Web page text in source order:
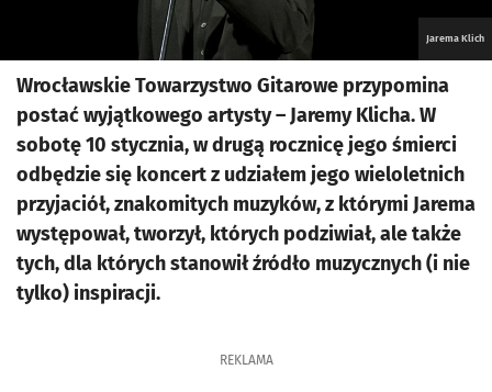
Jarema Klich
Wrocławskie Towarzystwo Gitarowe przypomina
postać wyjątkowego artysty – Jaremy Klicha. W
sobotę 10 stycznia, w drugą rocznicę jego śmierci
odbędzie się koncert z udziałem jego wieloletnich
przyjaciół, znakomitych muzyków, z którymi Jarema
występował, tworzył, których podziwiał, ale także
tych, dla których stanowił źródło muzycznych (i nie
tylko) inspiracji.
REKLAMA